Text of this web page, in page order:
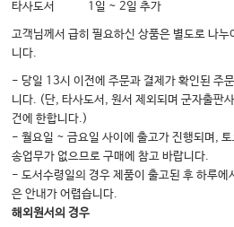
타사도서 1일 ~ 2일 추가
고객님께서 급히 필요하신 상품은 별도로 나
니다.
- 당일 13시 이전에 주문과 결제가 확인된 주
니다. (단, 타사도서, 원서 제외되며 군자출판
건에 한합니다.)
- 월요일 ~ 금요일 사이에 출고가 진행되며,
송업무가 없으므로 구매에 참고 바랍니다.
- 도서수령일의 경우 제품이 출고된 후 하루에
은 안내가 어렵습니다.
해외원서의 경우